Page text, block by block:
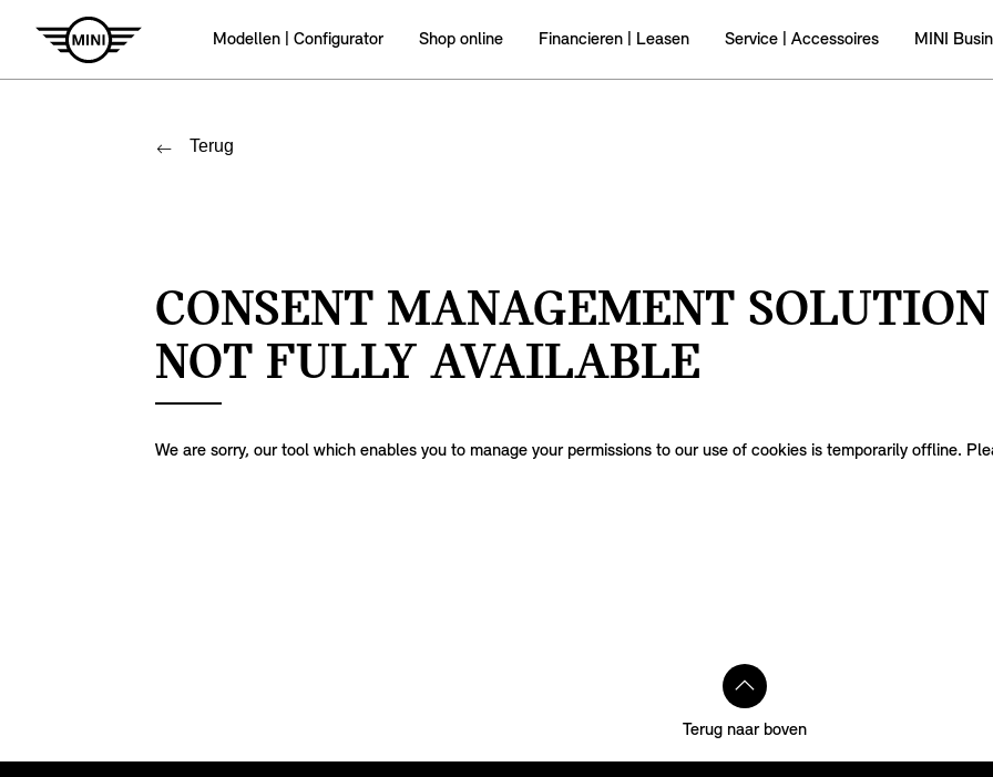
Modellen | Configurator Shop online Financieren | Leasen Service | Accessoires MINI
Terug
Terug naar boven